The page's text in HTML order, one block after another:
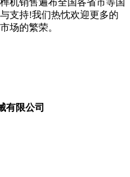
机销售遍布全国各省市等国
支持!我们热忱欢迎更多的
场的繁荣。
有限公司